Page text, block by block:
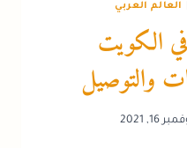
العالم العربي
الكويت
16, 2021